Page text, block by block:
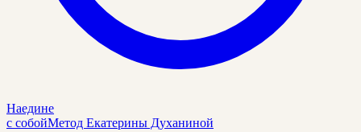
Наедине
с собойМетод Екатерины Духаниной